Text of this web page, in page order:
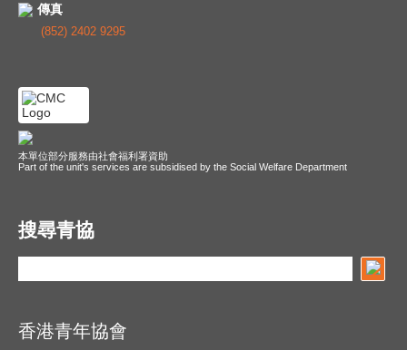
傳真
(852) 2402 9295
本單位部分服務由社會福利署資助
Part of the unit's services are subsidised by the Social Welfare Department
搜尋青協
香港青年協會